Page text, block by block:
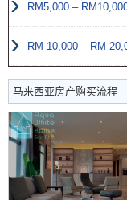
RM5,000 –
RM 10,000 – RM
马来西亚房产购买流程